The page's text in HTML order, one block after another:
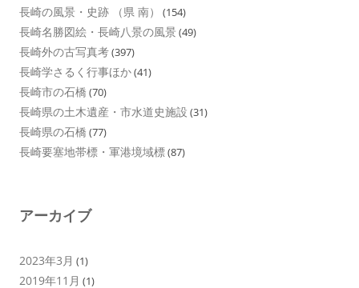
長崎の風景・史跡 （県 南） (154)
長崎名勝図絵・長崎八景の風景 (49)
長崎外の古写真考(397)
長崎学さるく行事ほか(41)
長崎市の石橋 (70)
長崎県の土木遺産・市水道史施設 (31)
長崎県の石橋 (77)
長崎要塞地帯標・軍港境域標(87)
アーカイブ
2023年3月 (1)
2019年11月 (1)